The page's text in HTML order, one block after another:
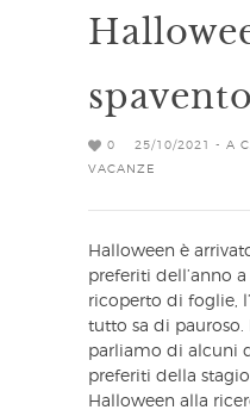
0 25/10/2021 - A
VACANZE
Halloween è
preferiti dell’anno
ricoperto di foglie,
tutto sa di
parliamo di alcuni
preferiti della
Halloween alla